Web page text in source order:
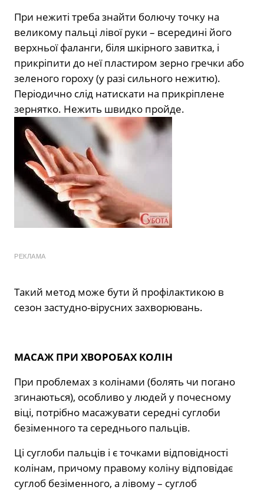
При нежиті треба знайти болючу точку на
великому пальці лівої руки – всередині його
верхньої фаланги, біля шкірного завитка, і
прикріпити до неї пластиром зерно гречки або
зеленого гороху (у разі сильного нежитю).
Періодично слід натискати на прикріплене
зернятко. Нежить швидко пройде.
РЕКЛАМА
Такий метод може бути й профілактикою в
сезон застудно-вірусних захворювань.
МАСАЖ ПРИ ХВОРОБАХ КОЛІН
При проблемах з колінами (болять чи погано
згинаються), особливо у людей у почесному
віці, потрібно масажувати середні суглоби
безіменного та середнього пальців.
Ці суглоби пальців і є точками відповідності
колінам, причому правому коліну відповідає
суглоб безіменного, а лівому – суглоб